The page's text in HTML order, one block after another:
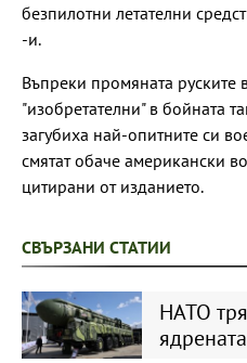
безпилотни летателни
-и.
Въпреки промяната руските
"изобретателни" в бойната
загубиха най-опитните си
смятат обаче американски
цитирани от изданието.
СВЪРЗАНИ СТАТИИ
НАТО